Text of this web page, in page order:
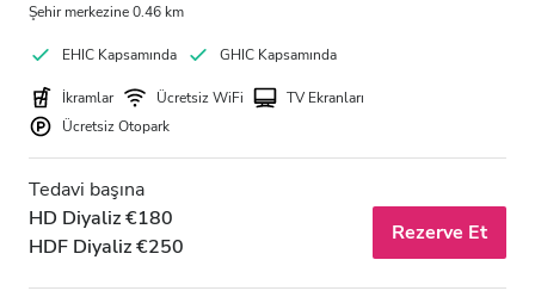
Şehir merkezine 0.46 km
EHIC Kapsamında GHIC Kapsamında
İkramlar Ücretsiz WiFi
TV Ekranları
Ücretsiz Otopark
Tedavi başına
HD Diyaliz €180
HDF Diyaliz €250
Rezerve Et